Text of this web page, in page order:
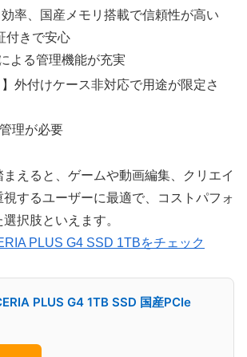
率、国産メモリ搭載で信頼性が高い
付きで安心
よる管理機能が充実
】外付けケース非対応で用途が限定さ
理が必要
えると、ゲームや動画編集、クリエイ
するユーザーに最適で、コストパフォ
択肢といえます。
PLUS G4 SSD 1TBをチェック
PLUS G4 1TB SSD 国産PCIe